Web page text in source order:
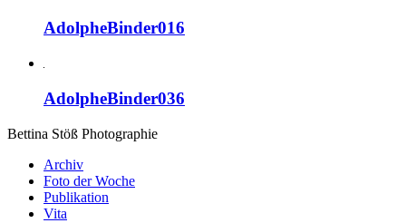
AdolpheBinder016
AdolpheBinder036
Bettina Stöß Photographie
Archiv
Foto der Woche
Publikation
Vita